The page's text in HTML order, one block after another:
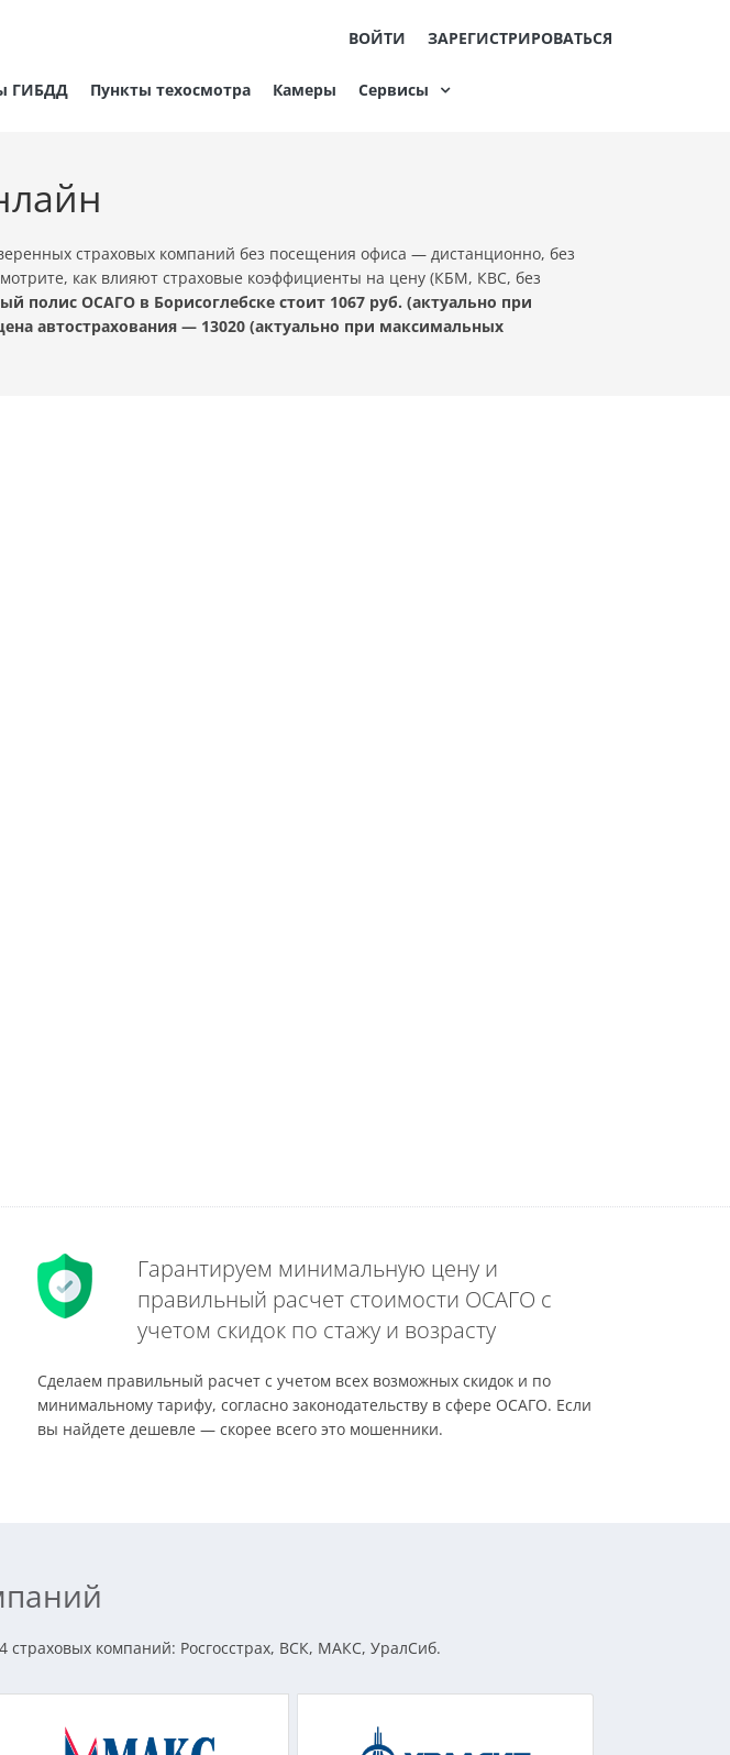
ВОЙТИ ЗАРЕГИСТРИРОВАТЬСЯ
ГИБДД Пункты техосмотра Камеры Сервисы
страховых компаний без посещения офиса — дистанционно, без
как влияют страховые коэффициенты на цену (КБМ, КВС, без
полис ОСАГО в Борисоглебске стоит 1067 руб. (актуально при
автострахования — 13020 (актуально при максимальных
Гарантируем минимальную цену и
правильный расчет стоимости ОСАГО с
учетом скидок по стажу и возрасту
Сделаем правильный расчет с учетом всех возможных скидок и по
минимальному тарифу, согласно законодательству в сфере ОСАГО. Если
вы найдете дешевле — скорее всего это мошенники.
страховых компаний: Росгосстрах, ВСК, МАКС, УралСиб.